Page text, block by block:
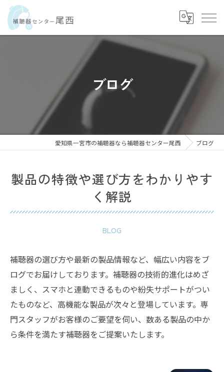
ブログ
愛知県一宮市の補聴器なら補聴器センター尾西 ブログ
製品の特徴や選び方をわかりやす
く解説
BLOG
補聴器の選び方や最新の製品情報など、幅広い内容をブ
ログでお届けしております。補聴器の技術的進化はめざ
ましく、スマホと連動できるものや紛失サポートがつい
たものなど、高機能な製品が次々と登場しています。専
門スタッフがお客様のご要望を伺い、数ある製品の中か
ら条件を満たす補聴器をご提案いたします。